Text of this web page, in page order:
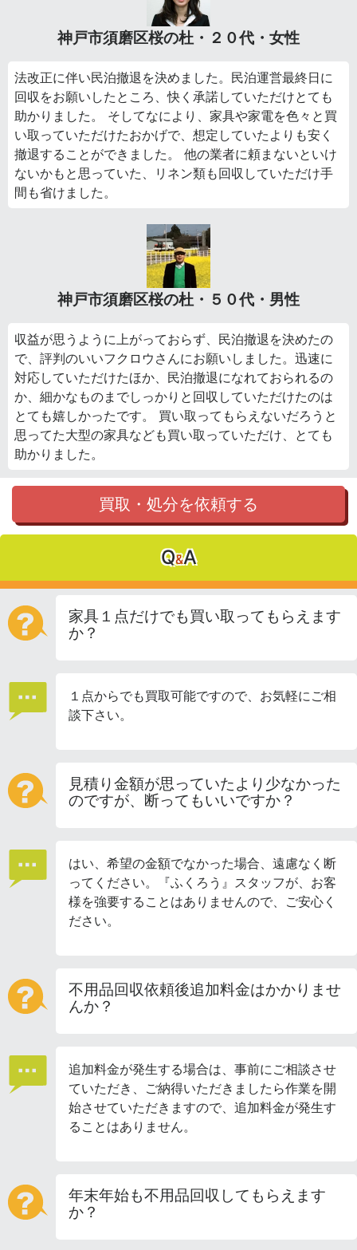
神戸市須磨区桜の杜・２０代・女性
法改正に伴い民泊撤退を決めました。民泊運営最終日に
回収をお願いしたところ、快く承諾していただけとても
助かりました。 そしてなにより、家具や家電を色々と買
い取っていただけたおかげで、想定していたよりも安く
撤退することができました。 他の業者に頼まないといけ
ないかもと思っていた、リネン類も回収していただけ手
間も省けました。
神戸市須磨区桜の杜・５０代・男性
収益が思うように上がっておらず、民泊撤退を決めたの
で、評判のいいフクロウさんにお願いしました。迅速に
対応していただけたほか、民泊撤退になれておられるの
か、細かなものまでしっかりと回収していただけたのは
とても嬉しかったです。 買い取ってもらえないだろうと
思ってた大型の家具なども買い取っていただけ、とても
助かりました。
買取・処分を依頼する
Q&A
家具１点だけでも買い取ってもらえます
か？
１点からでも買取可能ですので、お気軽にご相
談下さい。
見積り金額が思っていたより少なかった
のですが、断ってもいいですか？
はい、希望の金額でなかった場合、遠慮なく断
ってください。『ふくろう』スタッフが、お客
様を強要することはありませんので、ご安心く
ださい。
不用品回収依頼後追加料金はかかりませ
んか？
追加料金が発生する場合は、事前にご相談させ
ていただき、ご納得いただきましたら作業を開
始させていただきますので、追加料金が発生す
ることはありません。
年末年始も不用品回収してもらえます
か？